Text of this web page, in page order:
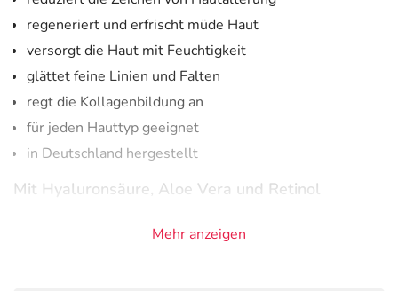
regeneriert und erfrischt müde Haut
versorgt die Haut mit Feuchtigkeit
glättet feine Linien und Falten
regt die Kollagenbildung an
für jeden Hauttyp geeignet
in Deutschland hergestellt
Mit Hyaluronsäure, Aloe Vera und Retinol
Die Hyaluron Proyoung Anti Aging Faltenfiller
Nachtcreme zeichnet sich durch die ausgewogene
Mehr anzeigen